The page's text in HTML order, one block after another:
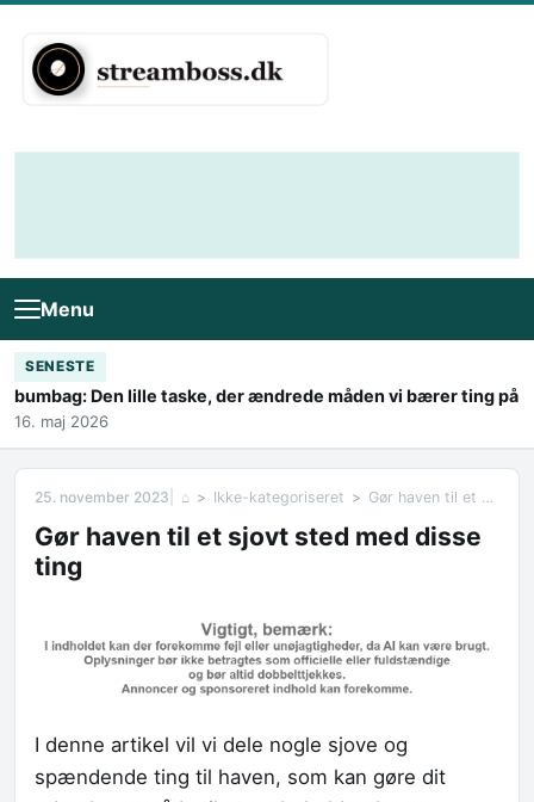
Menu
SENESTE
bumbag: Den lille taske, der ændrede måden vi bærer ting på
16. maj 2026
25. november 2023 ⌂ Ikke-kategoriseret Gør haven til et sjovt sted med disse ting
Gør haven til et sjovt sted med disse
ting
I denne artikel vil vi dele nogle sjove og
spændende ting til haven, som kan gøre dit